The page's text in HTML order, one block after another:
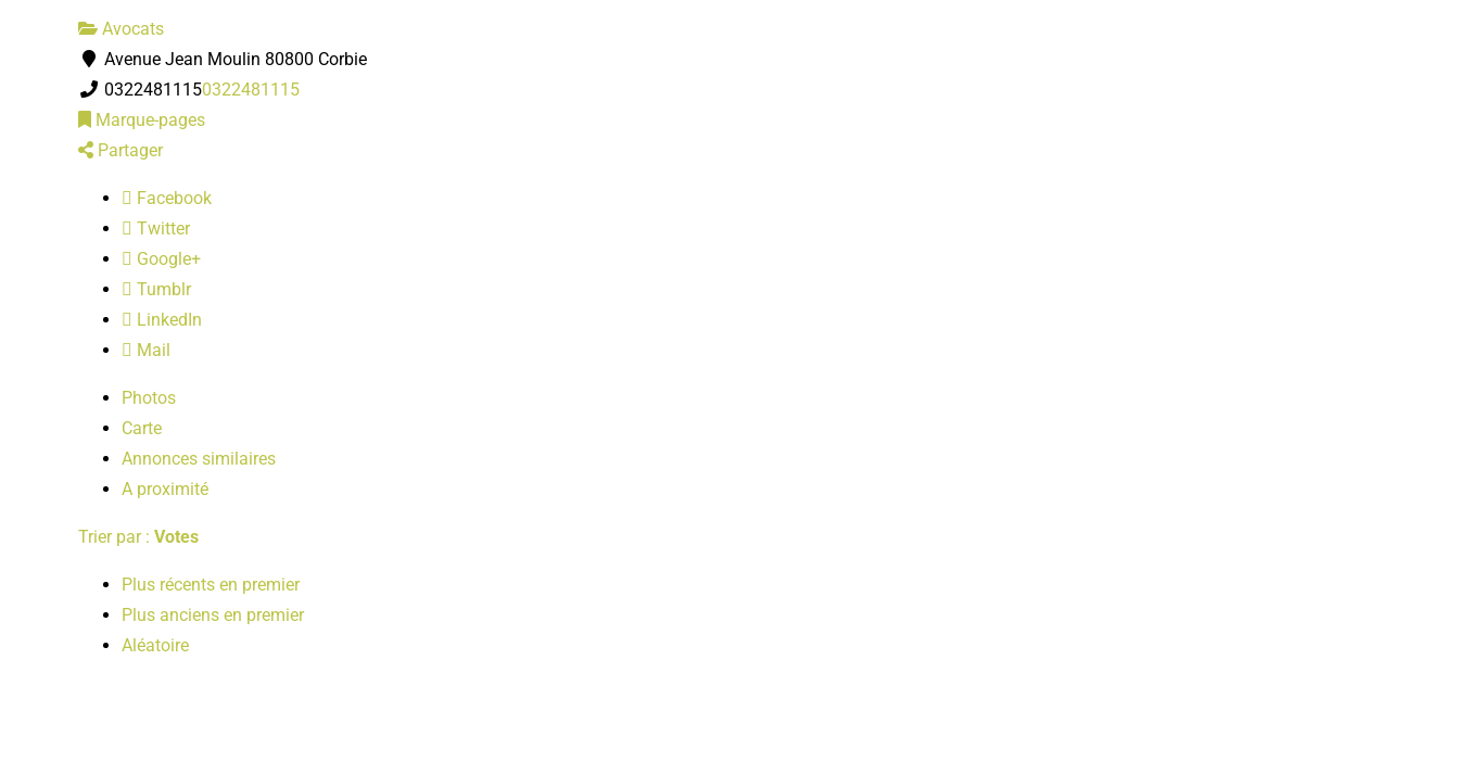
Avocats
Avenue Jean Moulin 80800 Corbie
03224811150322481115
Marque-pages
Partager
Facebook
Twitter
Google+
Tumblr
LinkedIn
Mail
Photos
Carte
Annonces similaires
A proximité
Trier par : Votes
Plus récents en premier
Plus anciens en premier
Aléatoire